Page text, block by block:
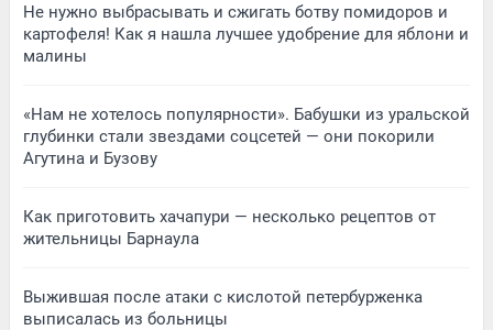
Не нужно выбрасывать и сжигать ботву помидоров и
картофеля! Как я нашла лучшее удобрение для яблони и
малины
«Нам не хотелось популярности». Бабушки из уральской
глубинки стали звездами соцсетей — они покорили
Агутина и Бузову
Как приготовить хачапури — несколько рецептов от
жительницы Барнаула
Выжившая после атаки с кислотой петербурженка
выписалась из больницы